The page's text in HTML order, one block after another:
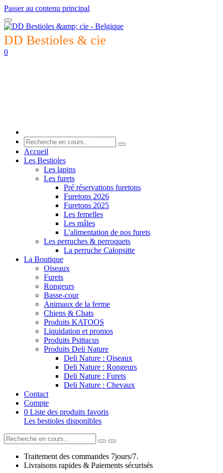
Passer au contenu principal
DD Bestioles & cie
0
Accueil
Les Bestioles
Les lapins
Les furets
Pré réservations furetons
Furetons 2026
Furetons 2025
Les femelles
Les mâles
L'alimentation de nos furets
Les perruches & perroquets
La perruche Calopsitte
La Boutique
Oiseaux
Furets
Rongeurs
Basse-cour
Animaux de la ferme
Chiens & Chats
Produits KATOOS
Liquidation et promos
Produits Psittacus
Produits Deli Nature
Deli Nature : Oiseaux
Deli Nature : Rongeurs
Deli Nature : Furets
Deli Nature : Chevaux
Contact
Compte
0 Liste des produits favoris
Les bestioles disponibles
Traitement des commandes 7jours/7.
Livraisons rapides & Paiements sécurisés